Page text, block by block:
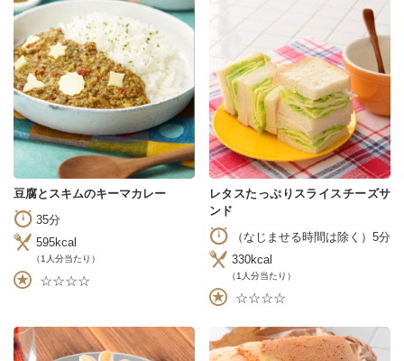
豆腐とスキムのキーマカレー
35分
595kcal
（1人分当たり）
☆☆☆☆
レタスたっぷりスライスチーズサ
ンド
（なじませる時間は除く）5分
330kcal
（1人分当たり）
☆☆☆☆